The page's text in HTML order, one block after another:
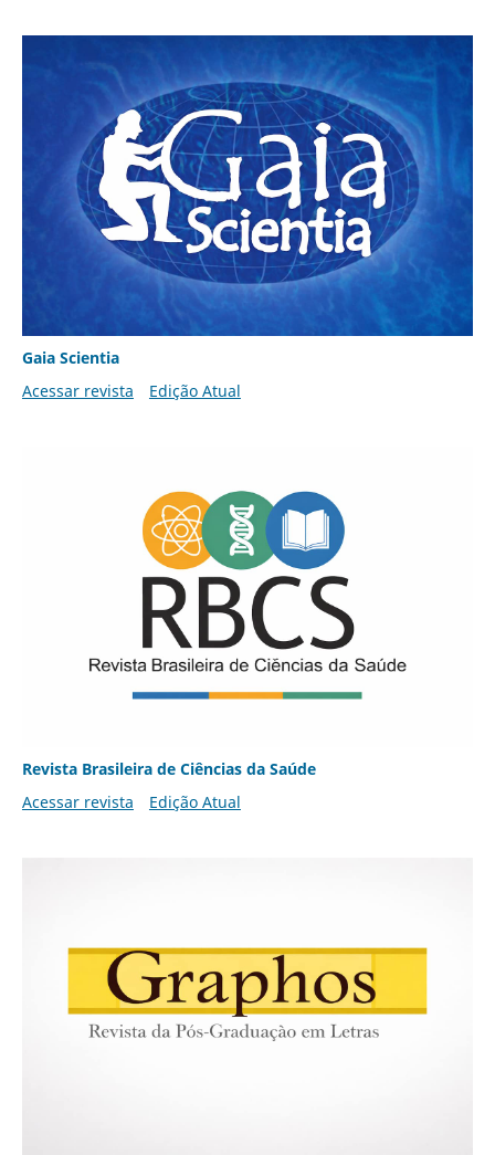
Gaia Scientia
Acessar revista
Edição Atual
Revista Brasileira de Ciências da Saúde
Acessar revista
Edição Atual